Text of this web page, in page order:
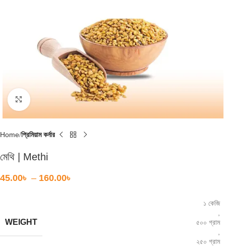
Click to enlarge
Home প্রিমিয়াম কর্নার
মেথি | Methi
45.00৳ – 160.00৳
WEIGHT
১ কেজি
৫০০ গ্রাম
২৫০ গ্রাম